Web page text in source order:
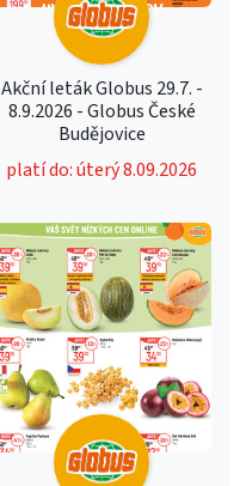
Akční leták Globus 29.7. -
8.9.2026 - Globus České
Budějovice
platí do: úterý 8.09.2026